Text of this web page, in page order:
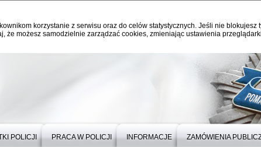
korzystanie z serwisu oraz do celów statystycznych. Jeśli nie blokujesz
że możesz samodzielnie zarządzać cookies, zmieniając ustawienia
POLICJI PRACA W POLICJI INFORMACJE ZAMÓWIENIA